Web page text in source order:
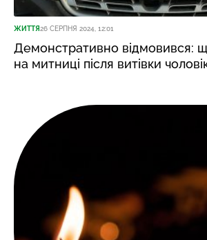
ЖИТТЯ26 СЕРПНЯ 2024, 12:01
Демонстративно відмовився:
на митниці після витівки